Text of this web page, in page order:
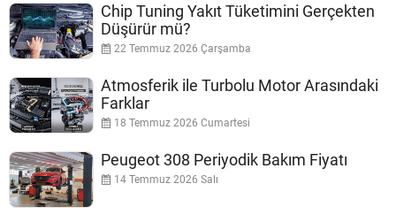
Chip Tuning Yakıt Tüketimini Gerçekten
Düşürür mü?
22 Temmuz 2026 Çarşamba
Atmosferik ile Turbolu Motor Arasındaki
Farklar
18 Temmuz 2026 Cumartesi
Peugeot 308 Periyodik Bakım Fiyatı
14 Temmuz 2026 Salı